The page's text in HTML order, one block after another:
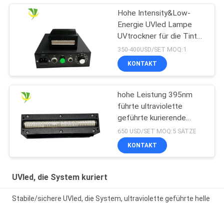
Hohe Intensity&Low-
Energie UVled Lampe
UVtrockner für die Tinte
kurierend kuriert
350-400USD/SET MOQ:1
KONTAKT
hohe Leistung 395nm
führte ultraviolette
geführte kurierende
Lampe für
Flachbettuvdrucker
650 USD/SET MOQ:5 SÄTZE
KONTAKT
UVled, die System kuriert
Stabile/sichere UVled, die System, ultraviolette geführte helle